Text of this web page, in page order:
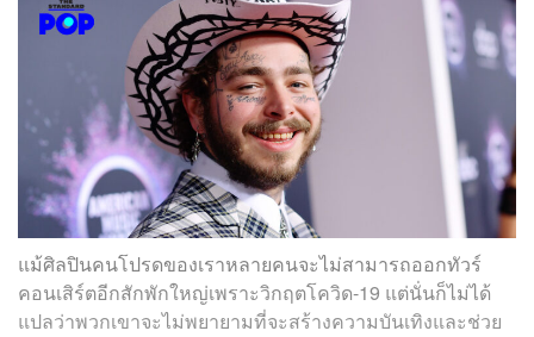
แม้ศิลปินคนโปรดของเราหลายคนจะไม่สามารถออกทัวร์
คอนเสิร์ตอีกสักพักใหญ่เพราะวิกฤตโควิด-19 แต่นั่นก็ไม่ได้
แปลว่าพวกเขาจะไม่พยายามที่จะสร้างความบันเทิงและช่วย